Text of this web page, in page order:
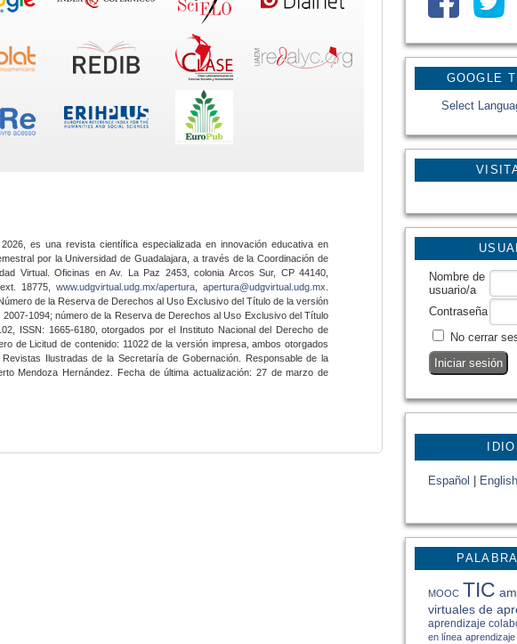
GOOGLE
Select
Nombre de
usuario/a
Contraseña
No cerrar
Español English
MOOC TIC
virtuales de
aprendizaje
en línea
es una revista científica especializada en innovación educativa en
por la Universidad de Guadalajara, a través de la Coordinación de
Virtual. Oficinas en Av. La Paz 2453, colonia Arcos Sur, CP 44140,
ext. 18775,www.udgvirtual.udg.mx/apertura apertura@udgvirtual.udg.mx
de la Reserva de Derechos al Uso Exclusivo del Título de la versión
1094; número de la Reserva de Derechos al Uso Exclusivo del Título
ISSN: 1665-6180, otorgados por el Instituto Nacional del Derecho de
de Licitud de contenido: 11022 de la versión impresa, ambos otorgados
Ilustradas de la Secretaría de Gobernación. Responsable de la
Mendoza Hernández. Fecha de última actualización: 27 de marzo de